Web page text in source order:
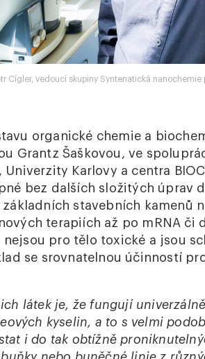
Cígler, vedoucí skupiny Syntenatická nanochemie
organické chemie a
Grantz Šaškovou, ve
Univerzity Karlovy a centra
bez dalších složitých úprav
stavebních kamenů
terapiích až po mRNA či
nejsou pro tělo toxické a jsou
se srovnatelnou účinností
látek je, že fungují
kyselin, a to s velmi
i do tak obtížně